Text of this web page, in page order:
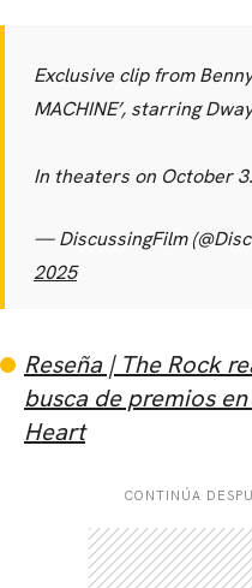
Exclusive clip from Benny
MACHINE’, starring
In theaters on October 3.
— DiscussingFilm
2025
Reseña | The Rock
busca de premios
Heart
CONTINÚA